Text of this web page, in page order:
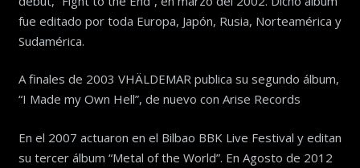
fue editado por toda Europa, Japón, Rusia, Norteamérica y
Sudamérica.
A finales de 2003 VHÄLDEMAR publica su segundo álbum,
“I Made my Own Hell”, de nuevo con Arise Records
En el 2007 actuaron en el Bilbao BBK Live Festival y editan
su tercer álbum “Metal of the World”. En Agosto de 2012